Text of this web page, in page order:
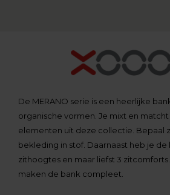
De MERANO serie is een heerlijke
organische vormen. Je mixt en
elementen uit deze collectie. Bepaal
bekleding in stof. Daarnaast heb je de
zithoogtes en maar liefst 3
maken de bank compleet.